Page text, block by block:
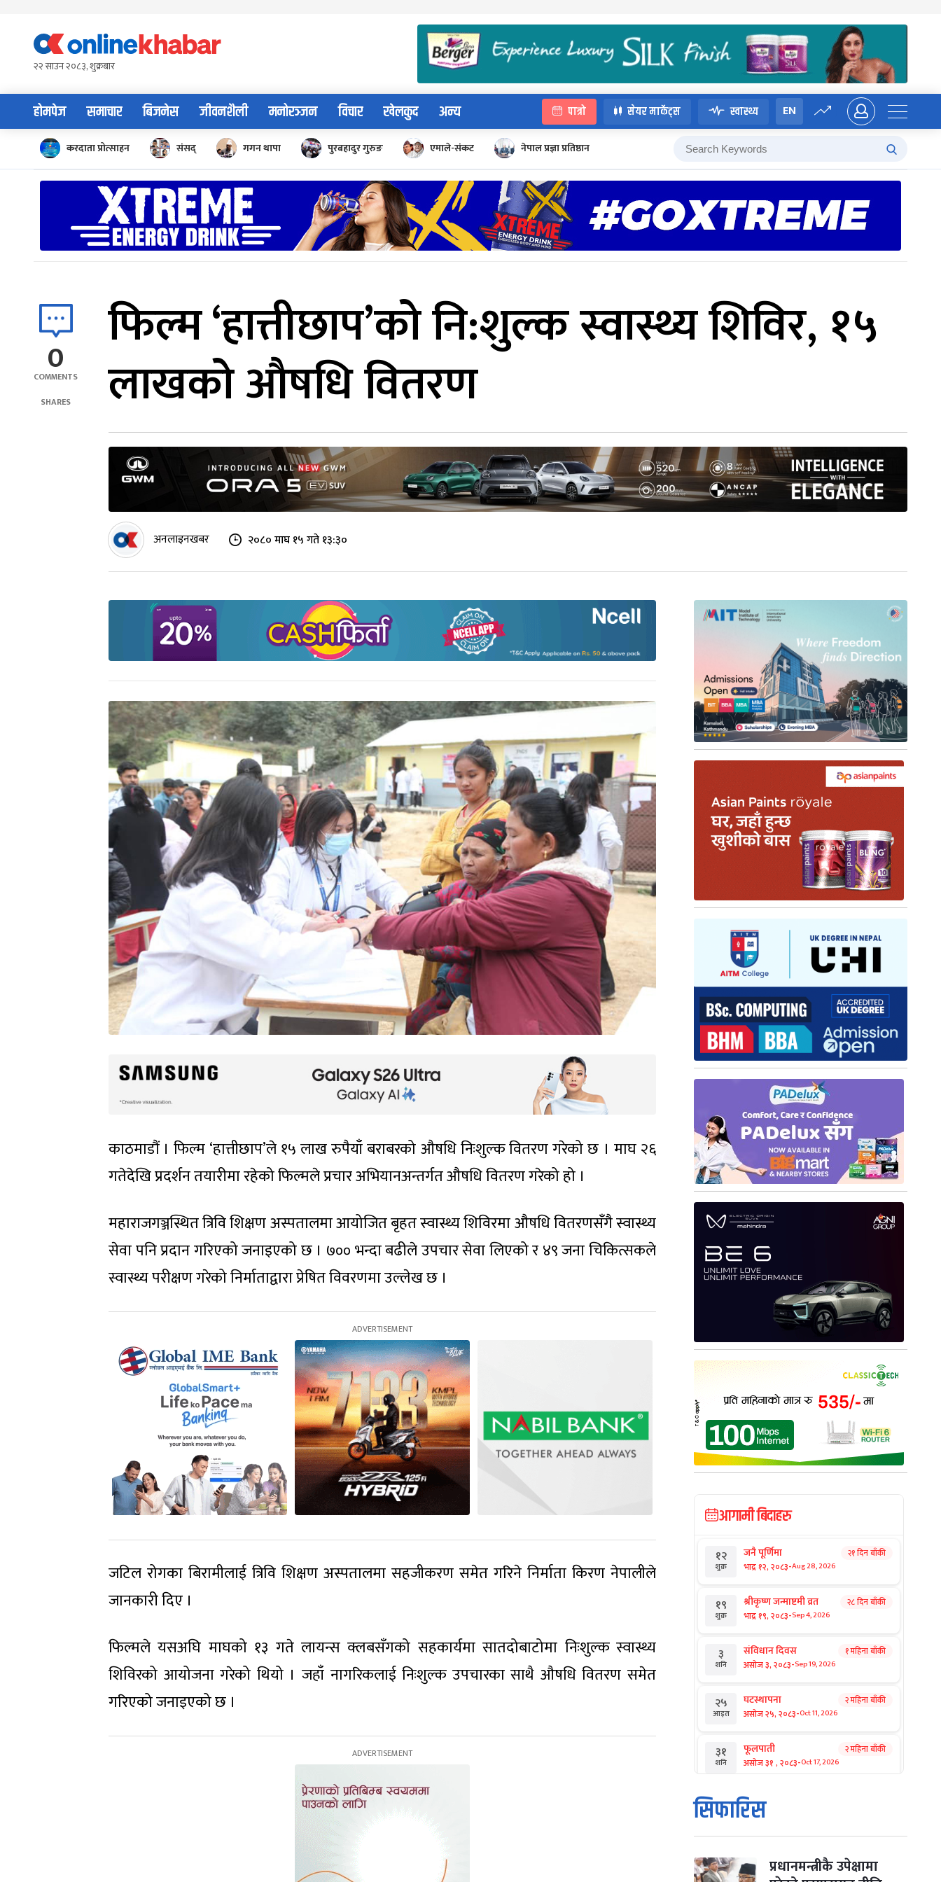
content२२ साउन २०८३, शुक्रबार
होमपेज समाचार बिजनेस जीवनशैली मनोरञ्जन विचार खेलकुद अन्य पात्रो सेयर मार्केट्स स्वास्थ्य EN
करदाता प्रोत्साहन संसद् गगन थापा पुरबहादुर गुरुङ एमाले-संकट नेपाल प्रज्ञा प्रतिष्ठान
0
COMMENTS
SHARES
फिल्म ‘हात्तीछाप’को नि:शुल्क स्वास्थ्य शिविर, १५
लाखको औषधि वितरण
अनलाइनखबर २०८० माघ १५ गते १३:३०
काठमाडौं । फिल्म ‘हात्तीछाप’ले १५ लाख रुपैयाँ बराबरको औषधि निःशुल्क वितरण गरेको छ । माघ २६
गतेदेखि प्रदर्शन तयारीमा रहेको फिल्मले प्रचार अभियानअन्तर्गत औषधि वितरण गरेको हो ।
महाराजगञ्जस्थित त्रिवि शिक्षण अस्पतालमा आयोजित बृहत स्वास्थ्य शिविरमा औषधि वितरणसँगै स्वास्थ्य
सेवा पनि प्रदान गरिएको जनाइएको छ । ७०० भन्दा बढीले उपचार सेवा लिएको र ४९ जना चिकित्सकले
स्वास्थ्य परीक्षण गरेको निर्माताद्वारा प्रेषित विवरणमा उल्लेख छ ।
जटिल रोगका बिरामीलाई त्रिवि शिक्षण अस्पतालमा सहजीकरण समेत गरिने निर्माता किरण नेपालीले
जानकारी दिए ।
फिल्मले यसअघि माघको १३ गते लायन्स क्लबसँगको सहकार्यमा सातदोबाटोमा निःशुल्क स्वास्थ्य
शिविरको आयोजना गरेको थियो । जहाँ नागरिकलाई निःशुल्क उपचारका साथै औषधि वितरण समेत
गरिएको जनाइएको छ ।
आगामी बिदाहरु
१२
शुक्र
जनै पूर्णिमा
भाद्र १२, २०८३-Aug 28, 2026
२१ दिन बाँकी
१९
शुक्र
श्रीकृष्ण जन्माष्टमी व्रत
भाद्र १९, २०८३-Sep 4, 2026
२८ दिन बाँकी
३
शनि
संविधान दिवस
असोज ३, २०८३-Sep 19, 2026
१ महिना बाँकी
२५
आइत
घटस्थापना
असोज २५, २०८३-Oct 11, 2026
२ महिना बाँकी
३१
शनि
फूलपाती
असोज ३१ , २०८३-Oct 17, 2026
२ महिना बाँकी
१
आइत
कार्तिक सङ्क्रान्ति
कार्तिक १, २०८३
मंगल कार्तिक ३, २०८३-Oct 20, 2026
सिफारिस
प्रधानमन्त्रीकै उपेक्षामा